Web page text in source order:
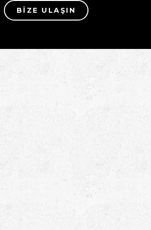
BIZE ULAŞIN